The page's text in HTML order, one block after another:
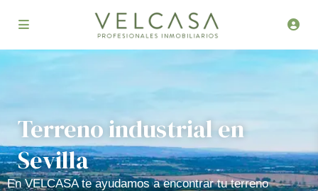
Terreno industrial en
Sevilla
En VELCASA te ayudamos a encontrar tu terreno